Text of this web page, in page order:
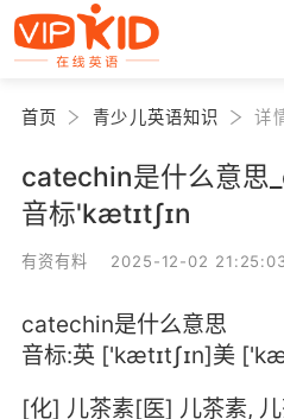
首页 青少儿英语知识 详
catechin是什么意思
音标'kætɪtʃɪn
有资有料 2025-12-02
catechin是什么意思
音标:英 ['kætɪtʃɪn]美
[化] 儿茶素[医] 儿茶素,